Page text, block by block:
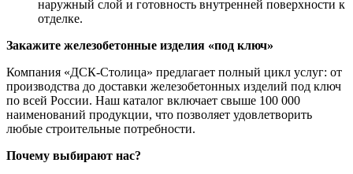
наружный слой и готовность внутренней поверхности к
отделке.
Закажите железобетонные изделия «под ключ»
Компания «ДСК-Столица» предлагает полный цикл услуг: от
производства до доставки железобетонных изделий под ключ
по всей России. Наш каталог включает свыше 100 000
наименований продукции, что позволяет удовлетворить
любые строительные потребности.
Почему выбирают нас?